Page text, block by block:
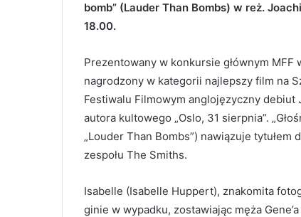
bomb” (Lauder Than Bombs) w reż.
18.00.
Prezentowany w konkursie głównym MFF
nagrodzony w kategorii najlepszy film na
Festiwalu Filmowym anglojęzyczny debiut
autora kultowego „Oslo, 31 sierpnia”.
„Louder Than Bombs”) nawiązuje tytułem
zespołu The Smiths.
Isabelle (Isabelle Huppert), znakomita
ginie w wypadku, zostawiając męża